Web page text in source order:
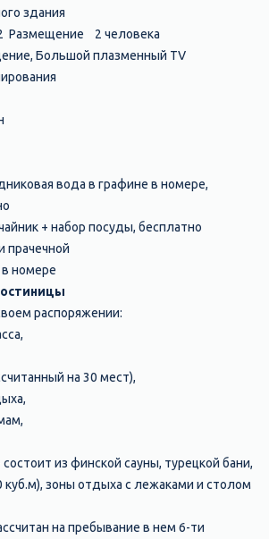
здания
2 человека
Большой плазменный TV
вода в графине в номере,
+ набор посуды, бесплатно
прачечной
номере
распоряжении:
на 30 мест),
состоит из финской сауны, турецкой бани,
куб.м), зоны отдыха с лежаками и столом
на пребывание в нем 6-ти